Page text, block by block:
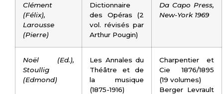
Clément
(Félix),
Larousse
(Pierre)
Dictionnaire
des Opéras (2
vol. révisés par
Arthur Pougin)
Da Capo Press,
New-York 1969
Noël (Ed.),
Stoullig
(Edmond)
Les Annales du
Théâtre et de
la musique
(1875-1916)
Charpentier et
Cie 1876/1895
(19 volumes)
Berger Levrault